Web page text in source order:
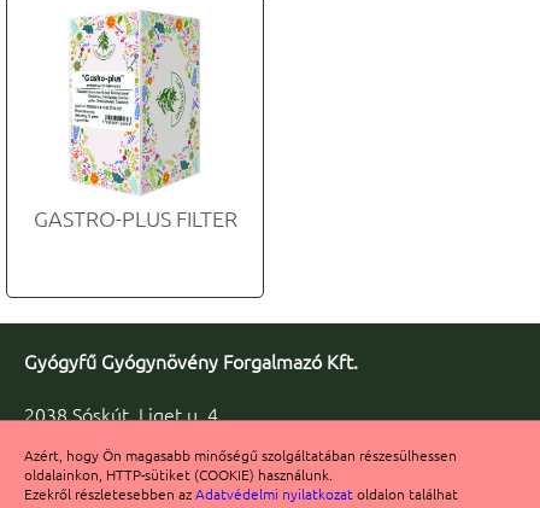
Azért, hogy Ön magasabb minőségű szolgáltatában részesülhessen
oldalainkon, HTTP-sütiket (COOKIE) használunk.
Ezekről részletesebben azAdatvédelmi nyilatkozatoldalon találhat
GASTRO-PLUS FILTER
Gyógyfű Gyógynövény Forgalmazó Kft.
2038 Sóskút, Liget u. 4.
Fax: +36 23 347-091
info@gyogyfu.hu